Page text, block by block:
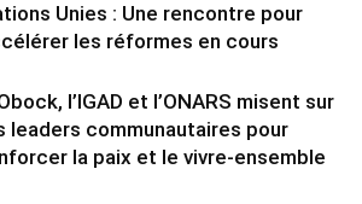
Unies : Une rencontre pour
les réformes en cours
l’IGAD et l’ONARS misent sur
leaders communautaires pour
la paix et le vivre-ensemble